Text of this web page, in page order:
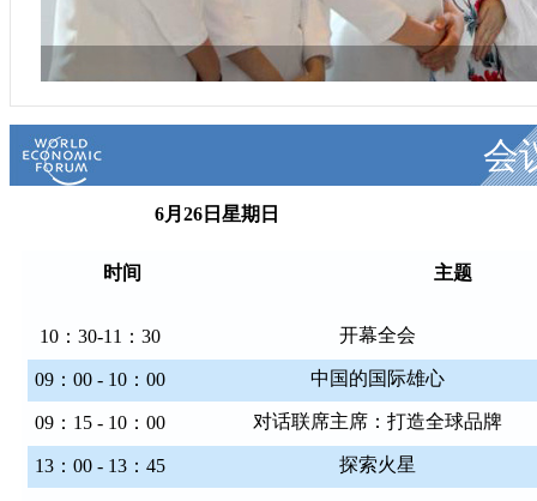
会
6月26日星期日
时间 主
10：30-11：30 开幕全会
09：00 - 10：00 中国的国际雄心
09：15 - 10：00 对话联席主席：打造全球品牌
13：00 - 13：45 探索火星